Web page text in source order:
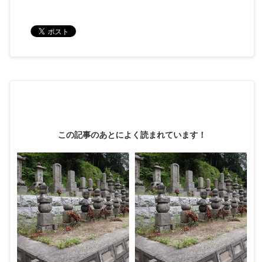
この記事のあとによく読まれています！